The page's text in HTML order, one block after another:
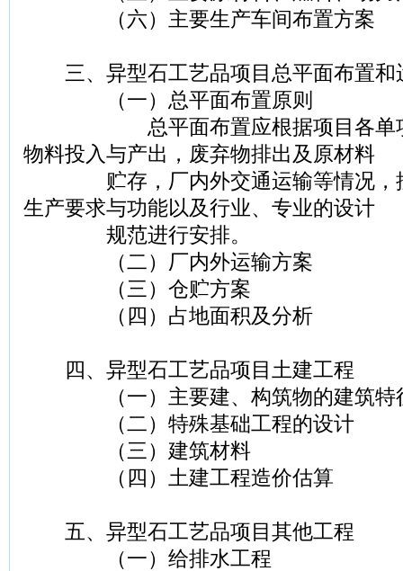
（六）主要生产车间布置方案
三、异型石工艺品项目总平面布置和
（一）总平面布置原则
总平面布置应根据项目各单项
物料投入与产出，废弃物排出及原材料
贮存，厂内外交通运输等情况，按
生产要求与功能以及行业、专业的设计
规范进行安排。
（二）厂内外运输方案
（三）仓贮方案
（四）占地面积及分析
四、异型石工艺品项目土建工程
（一）主要建、构筑物的建筑特
（二）特殊基础工程的设计
（三）建筑材料
（四）土建工程造价估算
五、异型石工艺品项目其他工程
（一）给排水工程